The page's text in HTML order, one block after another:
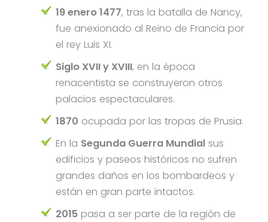
19 enero 1477, tras la batalla de Nancy,
fue anexionado al Reino de Francia por
el rey Luis XI.
Siglo XVII y XVIII, en la época
renacentista se construyeron otros
palacios espectaculares.
1870 ocupada por las tropas de Prusia.
En la Segunda Guerra Mundial sus
edificios y paseos históricos no sufren
grandes daños en los bombardeos y
están en gran parte intactos.
2015 pasa a ser parte de la región de